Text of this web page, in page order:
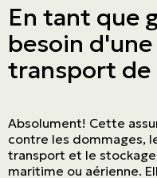
Auto
Véhicules
Moto
Embarcation
Maison
Condo
Chalet
Résidence
Dossier criminel
Fréquences de
Location courte
Maison mobile
Cautionnement
Erreurs et
Administrateurs
Responsabilité
Biens des
PME
Commerce de
Manufacturier et
Entreprise de
Agricole &
ADMA
OBNL
Grand Nord
propriétaires
Voir tous les
Automobile
Habitation
Biens de haute
Voir tous les
Produits
Secteurs
En tant que
besoin
transport de
Absolument! Cette
contre les dommages,
transport et le
maritime ou aérienne.